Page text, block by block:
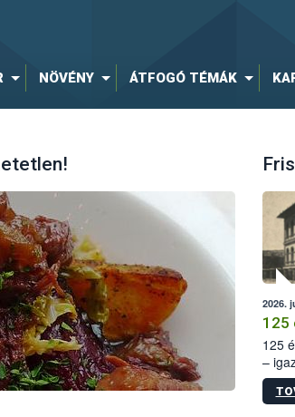
NÖVÉNY ÁTFOGÓ TÉMÁK
2026.
125
125
–
15.